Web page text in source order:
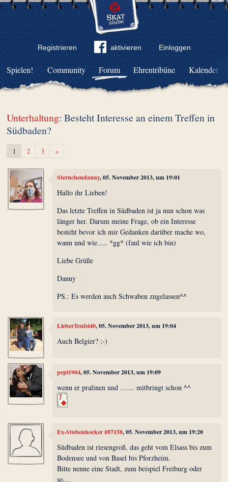
Registrieren aktivieren Einloggen
Community Forum Ehrentribüne Kalender
Spielen!
Unterhaltung: Besteht Interesse an einem Treffen in
Südbaden?
1 2 3 »Weiter
Sternchendanny, 05. November 2013, um 19:01
Hallo ihr Lieben!
Das letzte Treffen in Südbaden ist ja nun schon was
länger her. Darum meine Frage, ob ein Interesse
besteht bevor ich mir Gedanken darüber mache wo,
wann und wie..... *gg* (faul wie ich bin)
Liebe Grüße
Danny
PS.: Es werden auch Schwaben zugelassen^^
LieberTeufel40, 05. November 2013, um 19:04
Auch Belgier? ;-)
pepi1904, 05. November 2013, um 19:09
wenn er pralinen und ....... mitbringt schon ^^
Ex-Stubenhocker #87158, 05. November 2013, um 19:20
Südbaden ist riesengroß, das geht vom Elsass bis zum
Bodensee und von Basel bis Pforzheim.
Bitte nenne eine Stadt, zum beispiel Freiburg oder
so....